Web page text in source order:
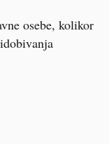
osebe, kolikor